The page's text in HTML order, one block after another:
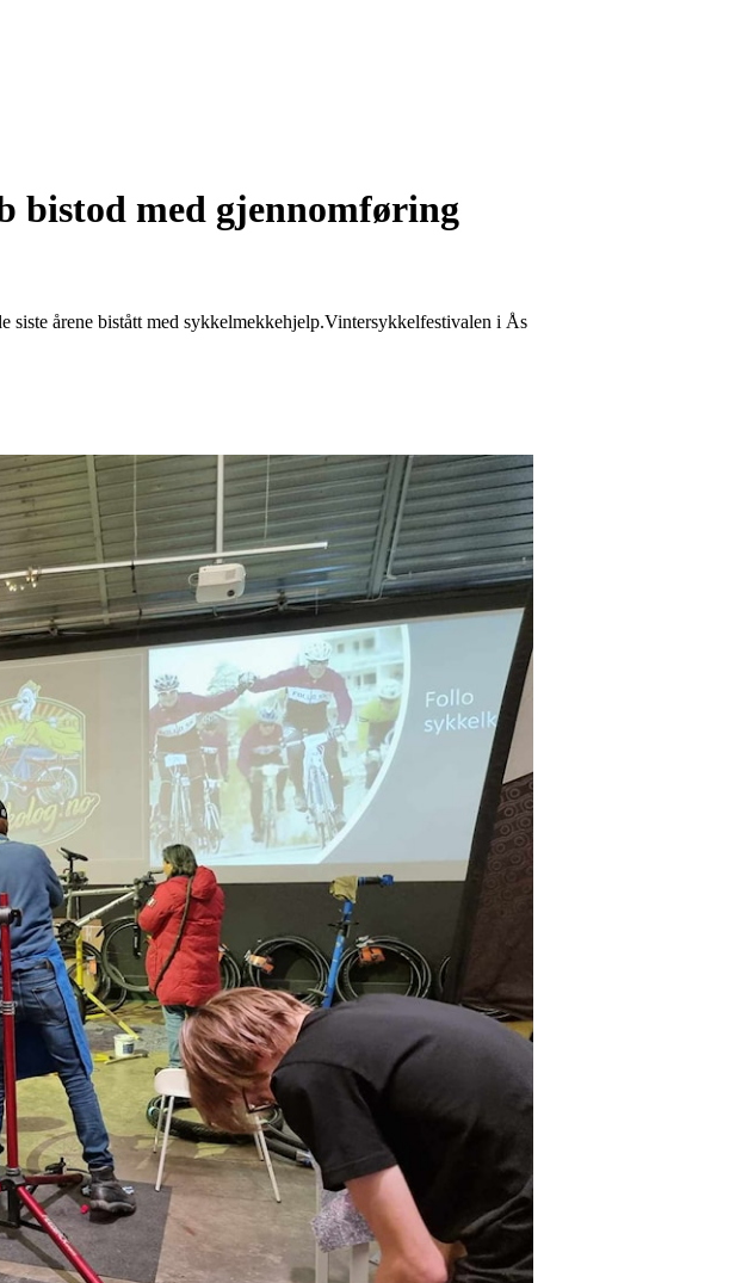
bistod med gjennomføring
årene bistått med sykkelmekkehjelp.Vintersykkelfestivalen i Ås